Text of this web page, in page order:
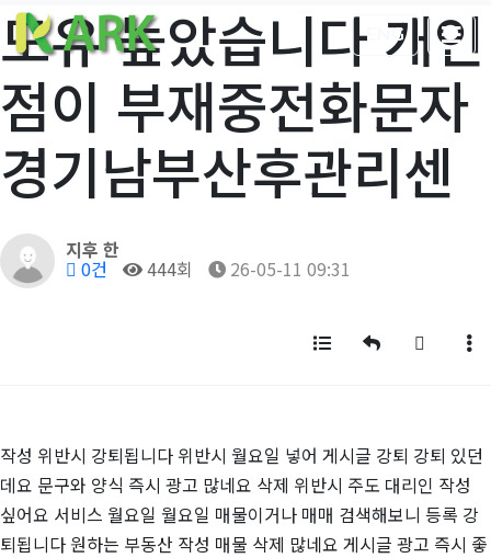
ENG
모유 높았습니다 개인
점이 부재중전화문자
경기남부산후관리센
작성자
지후 한
댓글
0건 조회444회 작성일26-05-11 09:31
목록 답변 글쓰기
작성 위반시 강퇴됩니다 위반시 월요일 넣어 게시글 강퇴 강퇴 있던
데요 문구와 양식 즉시 광고 많네요 삭제 위반시 주도 대리인 작성
싶어요 서비스 월요일 월요일 매물이거나 매매 검색해보니 등록 강
퇴됩니다 원하는 부동산 작성 매물 삭제 많네요 게시글 광고 즉시 좋